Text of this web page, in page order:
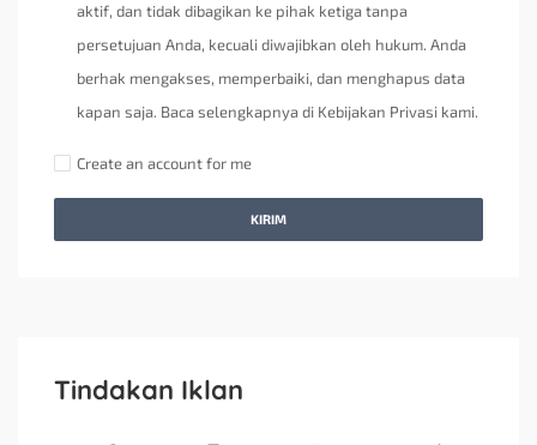
aktif, dan tidak dibagikan ke pihak ketiga tanpa
persetujuan Anda, kecuali diwajibkan oleh hukum. Anda
berhak mengakses, memperbaiki, dan menghapus data
kapan saja. Baca selengkapnya di Kebijakan Privasi kami.
Create an account for me
KIRIM
Tindakan Iklan